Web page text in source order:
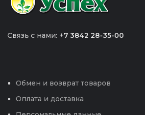
Связь с нами: +7 3842 28-35-00
Обмен и возврат товаров
Оплата и доставка